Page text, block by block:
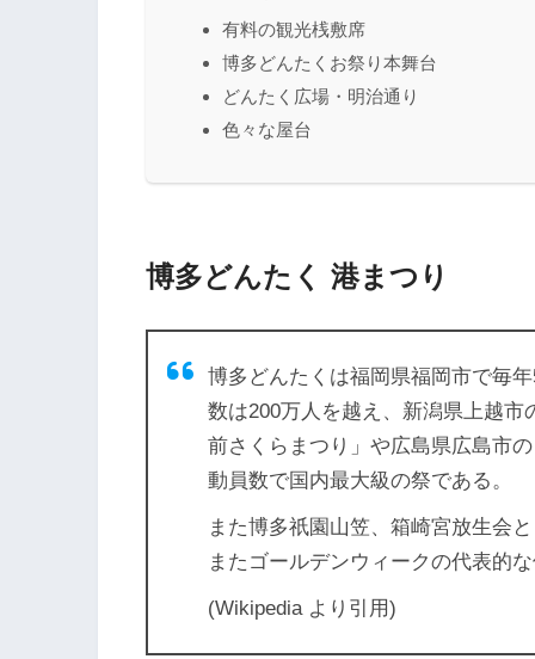
有料の観光桟敷席
博多どんたくお祭り本舞台
どんたく広場・明治通り
色々な屋台
博多どんたく 港まつり
博多どんたくは福岡県福岡市で毎
数は200万人を越え、新潟県上越
前さくらまつり」や広島県広島市
動員数で国内最大級の祭である。
また博多祇園山笠、箱崎宮放生会
またゴールデンウィークの代表的
(Wikipedia より引用)